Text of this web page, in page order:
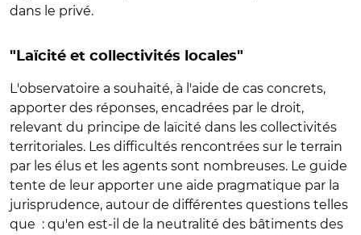
dans le privé.
"Laïcité et collectivités locales"
L'observatoire a souhaité, à l'aide de cas concrets,
apporter des réponses, encadrées par le droit,
relevant du principe de laïcité dans les collectivités
territoriales. Les difficultés rencontrées sur le terrain
par les élus et les agents sont nombreuses. Le guide
tente de leur apporter une aide pragmatique par la
jurisprudence, autour de différentes questions telles
que : qu'en est-il de la neutralité des bâtiments des